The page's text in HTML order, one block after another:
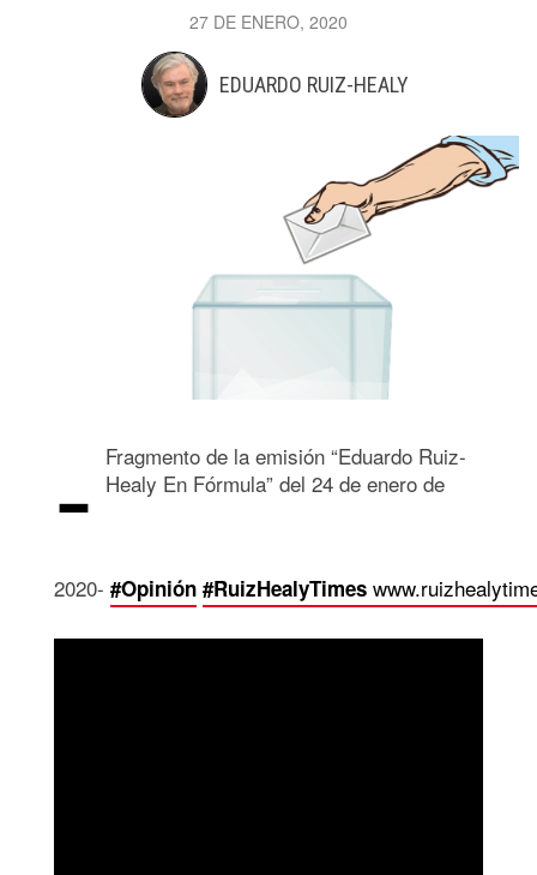
27 DE ENERO, 2020
EDUARDO RUIZ-HEALY
- Fragmento de la emisión “Eduardo Ruiz-
Healy En Fórmula” del 24 de enero de
2020- #Opinión #RuizHealyTimes